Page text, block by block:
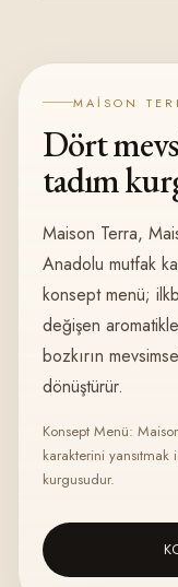
MAISON
Dört
tadım
Maison Terra,
Anadolu mutfak
konsept menü;
değişen
bozkırın
dönüştürür.
Konsept Menü:
karakterini yansıtmak
kurgusudur.